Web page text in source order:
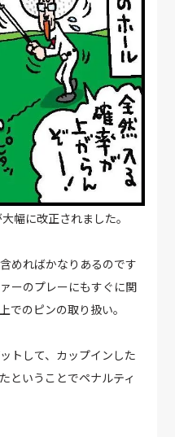
幅に改正されました。
めればかなりあるのです
ーのプレーにもすぐに関
でのピンの取り扱い。
トして、カップインした
ということでペナルティ